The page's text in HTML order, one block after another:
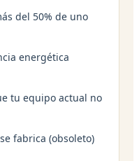
del 50% de uno
energética
tu equipo actual no
fabrica (obsoleto)